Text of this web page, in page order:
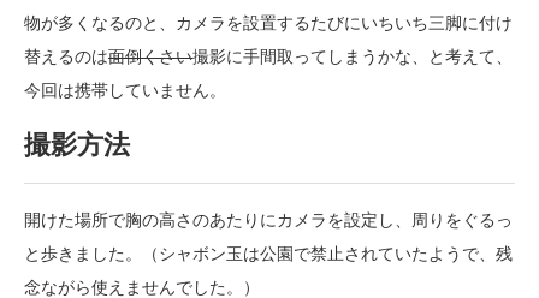
物が多くなるのと、カメラを設置するたびにいちいち三脚に付け
替えるのは面倒くさい撮影に手間取ってしまうかな、と考えて、
今回は携帯していません。
撮影方法
開けた場所で胸の高さのあたりにカメラを設定し、周りをぐるっ
と歩きました。（シャボン玉は公園で禁止されていたようで、残
念ながら使えませんでした。）